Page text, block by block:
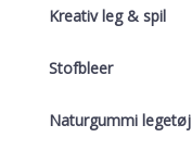
Kreativ leg & spil
Stofbleer
Naturgummi legetøj